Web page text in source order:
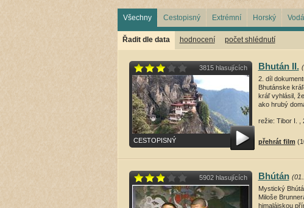
Všechny Cestopisný Extrémní Horský
Řadit dle data hodnocení počet shlédnutí
3815 hlasujících
CESTOPISNÝ
Bhután II.
2. díl
Bhutánske
kráľ vyhlásil,
ako hrubý
režie: Tibor I. ,
přehrát film
5902 hlasujících Bhútán
Mystický
Miloše
himalájskou